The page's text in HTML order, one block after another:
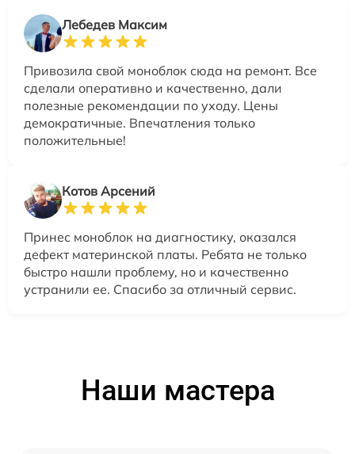
Лебедев Максим
Привозила свой моноблок сюда на ремонт. Все
сделали оперативно и качественно, дали
полезные рекомендации по уходу. Цены
демократичные. Впечатления только
положительные!
Котов Арсений
Принес моноблок на диагностику, оказался
дефект материнской платы. Ребята не только
быстро нашли проблему, но и качественно
устранили ее. Спасибо за отличный сервис.
Наши мастера